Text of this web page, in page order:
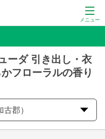
メニュー
ーダ 引き出し・衣
フローラルの香り
郡）